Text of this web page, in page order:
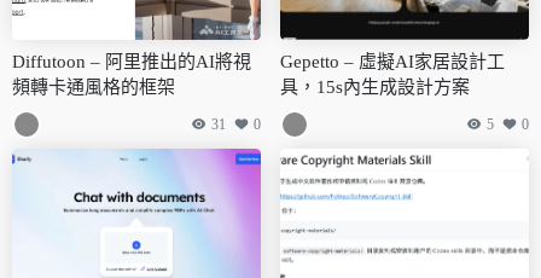
Diffutoon – 阿里推出的AI將視
頻轉卡通風格的框架
31 0
Gepetto – 虛擬AI家居設計工
具，15s內生成設計方案
5 0